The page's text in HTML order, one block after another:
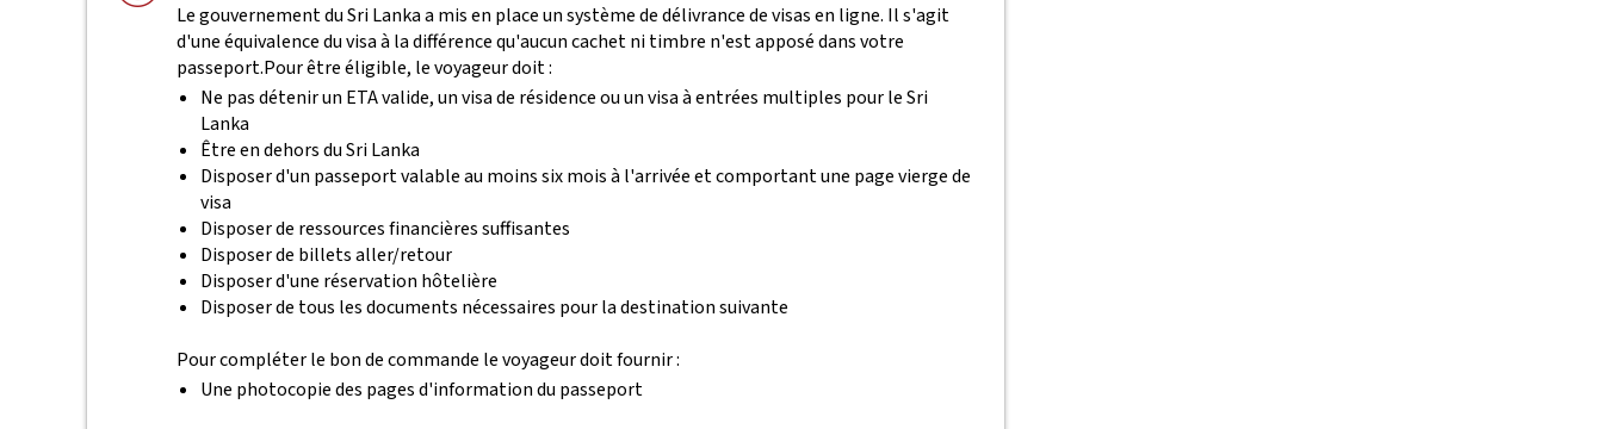
Le gouvernement du Sri Lanka a mis en place un système de délivrance de visas en ligne. Il s'agit
d'une équivalence du visa à la différence qu'aucun cachet ni timbre n'est apposé dans votre
passeport.Pour être éligible, le voyageur doit :
Ne pas détenir un ETA valide, un visa de résidence ou un visa à entrées multiples pour le Sri
Lanka
Être en dehors du Sri Lanka
Disposer d'un passeport valable au moins six mois à l'arrivée et comportant une page vierge de
visa
Disposer de ressources financières suffisantes
Disposer de billets aller/retour
Disposer d'une réservation hôtelière
Disposer de tous les documents nécessaires pour la destination suivante
Pour compléter le bon de commande le voyageur doit fournir :
Une photocopie des pages d'information du passeport